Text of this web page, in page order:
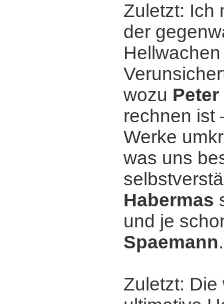
Zuletzt: Ich
der
wozu
rechnen ist
Werke
was uns
Habermas
und je
Spaemann.
Zuletzt: Die